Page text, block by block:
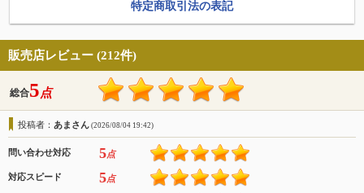
特定商取引法の表記
販売店レビュー (212件)
総合5点
投稿者： あまさん (2026/08/04 19:42)
問い合わせ対応 5点
対応スピード 5点